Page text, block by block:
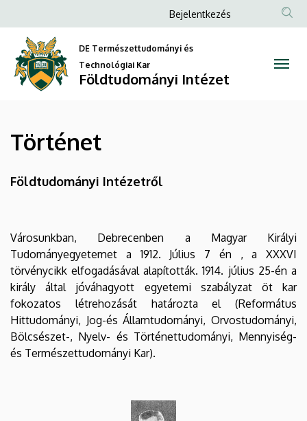
Földtudományi
Intézet
a
tartalomra
Anonim
fiók
menüje
Bejelentkezés
DE Természettudományi és
Technológiai Kar
Földtudományi Intézet
Történet
Földtudományi Intézetről
Városunkban, Debrecenben a Magyar Királyi
Tudományegyetemet a 1912. Július 7 én , a XXXVI
törvénycikk elfogadásával alapították. 1914. július 25-én a
király által jóváhagyott egyetemi szabályzat öt kar
fokozatos létrehozását határozta el (Református
Hittudományi, Jog-és Államtudományi, Orvostudományi,
Bölcsészet-, Nyelv- és Történettudományi, Mennyiség-
és Természettudományi Kar).